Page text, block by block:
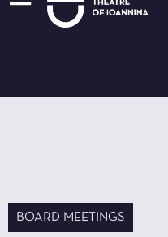
BOARD MEETINGS